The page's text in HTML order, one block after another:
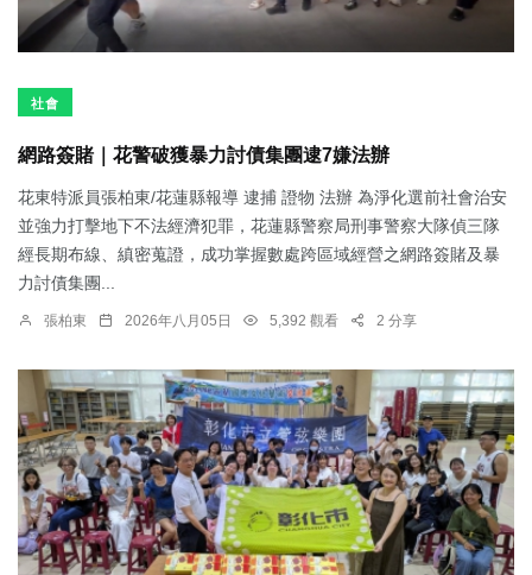
社會
網路簽賭｜花警破獲暴力討債集團逮7嫌法辦
花東特派員張柏東/花蓮縣報導 逮捕 證物 法辦 為淨化選前社會治安
並強力打擊地下不法經濟犯罪，花蓮縣警察局刑事警察大隊偵三隊
經長期布線、縝密蒐證，成功掌握數處跨區域經營之網路簽賭及暴
力討債集團...
張柏東 2026年八月05日 5,392 觀看 2 分享